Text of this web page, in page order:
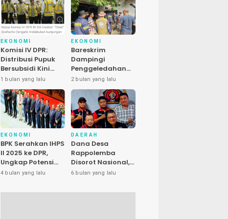
EKONOMI
Komisi IV DPR:
Distribusi Pupuk
Bersubsidi Kini
Lebih Cepat, 145
Aturan Dipangkas
1 bulan yang lalu
EKONOMI
Bareskrim
Dampingi
Penggeledahan
Kasus Satwa
Dilindungi di
Bekasi
2 bulan yang lalu
EKONOMI
BPK Serahkan IHPS
II 2025 ke DPR,
Ungkap Potensi
Penyelamatan
Puluhan Triliun
4 bulan yang lalu
DAERAH
Dana Desa
Rappolemba
Disorot Nasional,
Presiden LIRA Nilai
Abuse of Power
6 bulan yang lalu